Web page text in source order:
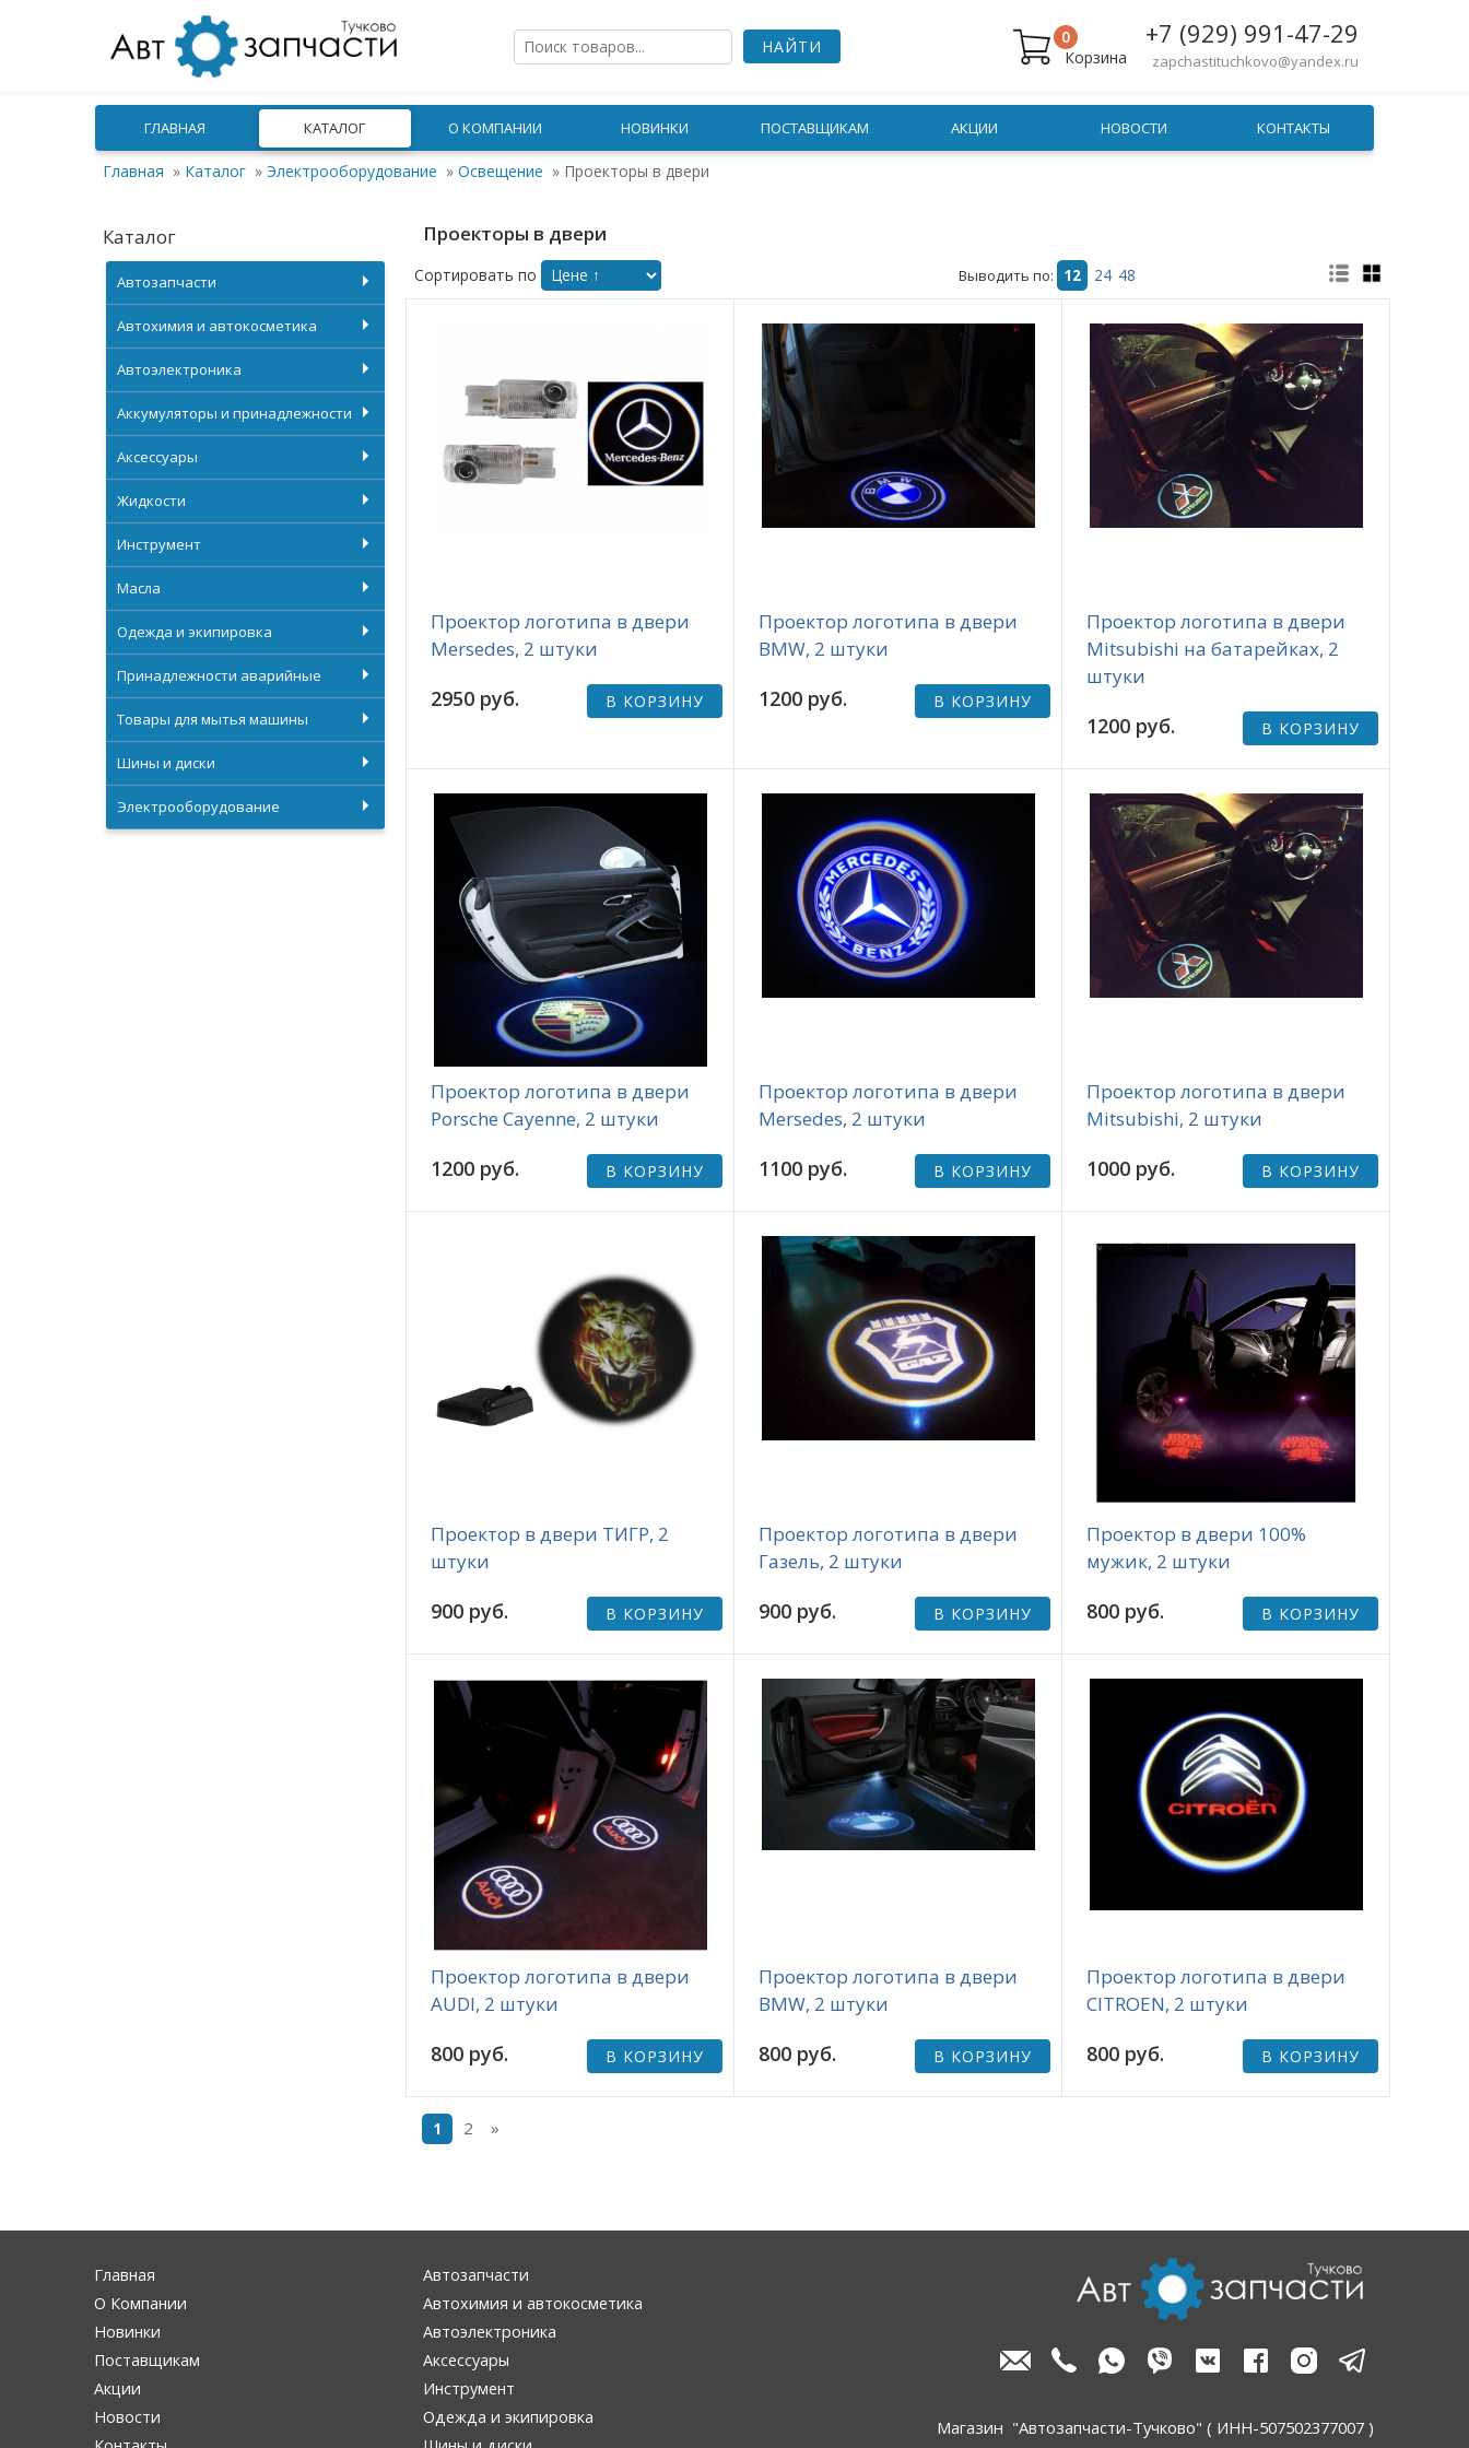
+7 (929) 991-47-29
zapchastituchkovo@yandex.ru
0
Корзина
ГЛАВНАЯ КАТАЛОГ О КОМПАНИИ НОВИНКИ ПОСТАВЩИКАМ АКЦИИ НОВОСТИ КОНТАКТЫ
Главная » Каталог » Электрооборудование »Освещение » Проекторы в двери
Каталог
Автозапчасти
Автохимия и автокосметика
Автоэлектроника
Аккумуляторы и принадлежности
Аксессуары
Жидкости
Инструмент
Масла
Одежда и экипировка
Принадлежности аварийные
Товары для мытья машины
Шины и диски
Электрооборудование
Проекторы в двери
Сортировать по Выводить по: 12 24 48
Проектор логотипа в двери
Mersedes, 2 штуки
2950 руб. В КОРЗИНУ
Проектор логотипа в двери
BMW, 2 штуки
1200 руб. В КОРЗИНУ
Проектор логотипа в двери
Mitsubishi на батарейках, 2
штуки
1200 руб. В КОРЗИНУ
Проектор логотипа в двери
Porsche Cayenne, 2 штуки
1200 руб. В КОРЗИНУ
Проектор логотипа в двери
Mersedes, 2 штуки
1100 руб. В КОРЗИНУ
Проектор логотипа в двери
Mitsubishi, 2 штуки
1000 руб. В КОРЗИНУ
Проектор в двери ТИГР, 2
штуки
900 руб. В КОРЗИНУ
Проектор логотипа в двери
Газель, 2 штуки
900 руб. В КОРЗИНУ
Проектор в двери 100%
мужик, 2 штуки
800 руб. В КОРЗИНУ
Проектор логотипа в двери
AUDI, 2 штуки
800 руб. В КОРЗИНУ
Проектор логотипа в двери
BMW, 2 штуки
800 руб. В КОРЗИНУ
Проектор логотипа в двери
CITROEN, 2 штуки
800 руб. В КОРЗИНУ
1 2 »
Главная
О Компании
Новинки
Поставщикам
Акции
Новости
Автозапчасти
Автохимия и автокосметика
Автоэлектроника
Аксессуары
Инструмент
Одежда и экипировка
Магазин "Автозапчасти-Тучково" ( ИНН-507502377007 )